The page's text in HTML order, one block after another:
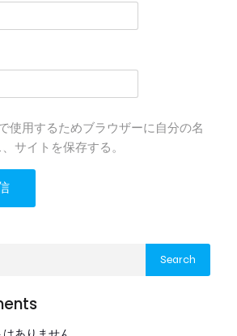
使用するためブラウザーに自分の名
サイトを保存する。
Search